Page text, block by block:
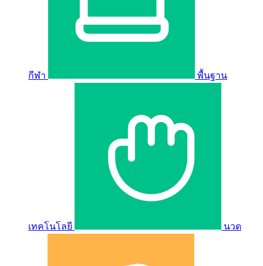
กีฬา พื้นฐาน
เทคโนโลยี นวด